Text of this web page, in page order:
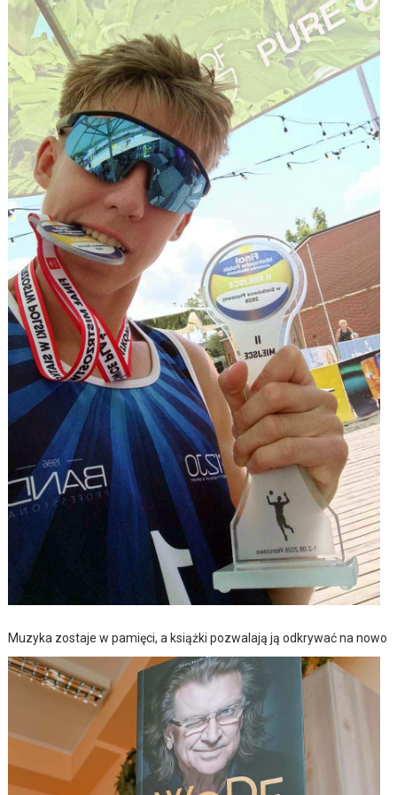
Muzyka zostaje w pamięci, a książki pozwalają ją odkrywać na nowo